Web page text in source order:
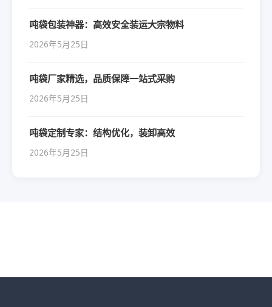
吨袋包装神器：高效安全装运大宗物料
2026年5月25日
吨袋厂家精选，品质保障一站式采购
2026年5月25日
吨袋定制专家：结构优化，装卸高效
2026年5月25日